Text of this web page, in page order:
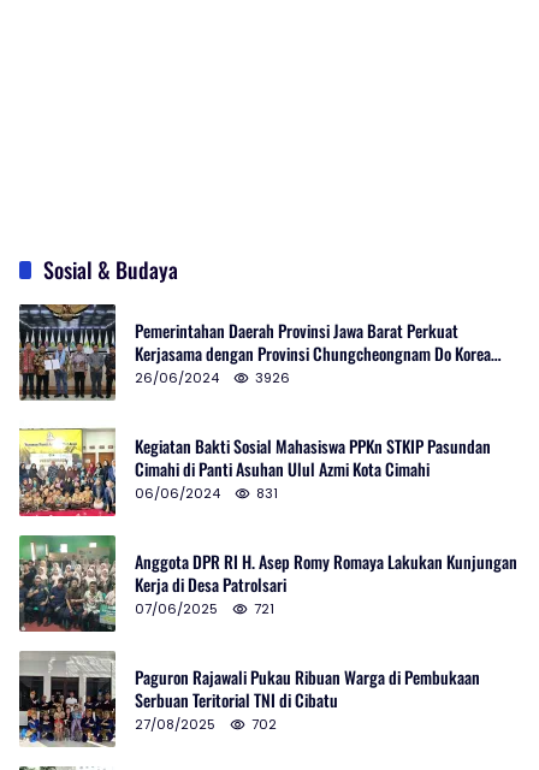
Sosial & Budaya
Pemerintahan Daerah Provinsi Jawa Barat Perkuat
Kerjasama dengan Provinsi Chungcheongnam Do Korea
Selatan
26/06/2024 3926
Kegiatan Bakti Sosial Mahasiswa PPKn STKIP Pasundan
Cimahi di Panti Asuhan Ulul Azmi Kota Cimahi
06/06/2024 831
Anggota DPR RI H. Asep Romy Romaya Lakukan Kunjungan
Kerja di Desa Patrolsari
07/06/2025 721
Paguron Rajawali Pukau Ribuan Warga di Pembukaan
Serbuan Teritorial TNI di Cibatu
27/08/2025 702